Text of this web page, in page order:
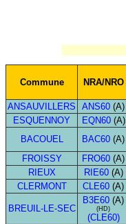
Commune NRA/NRO
ANSAUVILLERS
ANS60 (A)
ESQUENNOY
EQN60(A)
BACOUEL
BAC60 (A)
FROISSY
FRO60 (A)
RIEUX
RIE60(A)
CLERMONT
CLE60 (A)
BREUIL-LE-SEC
B3E60 (A)
(HD)
(CLE60)